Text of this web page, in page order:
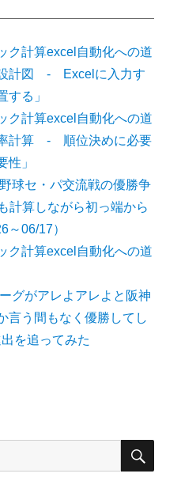
ク計算excel自動化への道
計図 - Excelに入力す
する」
ク計算excel自動化への道
計算 - 順位決めに必要
性」
球セ・パ交流戦の優勝争
計算しながら初っ端から
～06/17）
ク計算excel自動化への道
グがアレよアレよと阪神
言う間もなく優勝してし
を追ってみた
検